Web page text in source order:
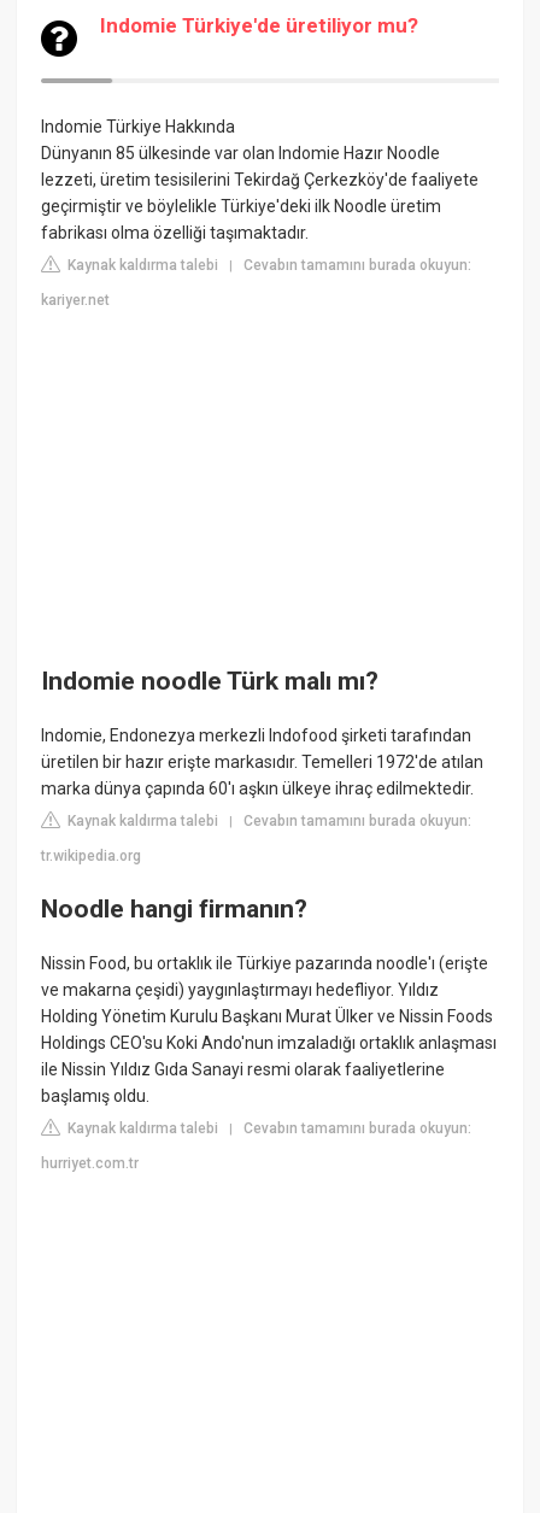
Indomie Türkiye'de üretiliyor mu?
Indomie Türkiye Hakkında
Dünyanın 85 ülkesinde var olan Indomie Hazır Noodle
lezzeti, üretim tesisilerini Tekirdağ Çerkezköy'de faaliyete
geçirmiştir ve böylelikle Türkiye'deki ilk Noodle üretim
fabrikası olma özelliği taşımaktadır.
Kaynak kaldırma talebi |Cevabın tamamını burada okuyun:
kariyer.net
Indomie noodle Türk malı mı?
Indomie, Endonezya merkezli Indofood şirketi tarafından
üretilen bir hazır erişte markasıdır. Temelleri 1972'de atılan
marka dünya çapında 60'ı aşkın ülkeye ihraç edilmektedir.
Kaynak kaldırma talebi |Cevabın tamamını burada okuyun:
tr.wikipedia.org
Noodle hangi firmanın?
Nissin Food, bu ortaklık ile Türkiye pazarında noodle'ı (erişte
ve makarna çeşidi) yaygınlaştırmayı hedefliyor. Yıldız
Holding Yönetim Kurulu Başkanı Murat Ülker ve Nissin Foods
Holdings CEO'su Koki Ando'nun imzaladığı ortaklık anlaşması
ile Nissin Yıldız Gıda Sanayi resmi olarak faaliyetlerine
başlamış oldu.
Kaynak kaldırma talebi |Cevabın tamamını burada okuyun:
hurriyet.com.tr